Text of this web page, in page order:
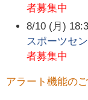
者募集中
8/10 (月)
スポーツセ
者募集中
アラート機能の